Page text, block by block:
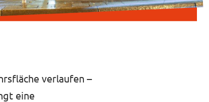
verlaufen –
eine